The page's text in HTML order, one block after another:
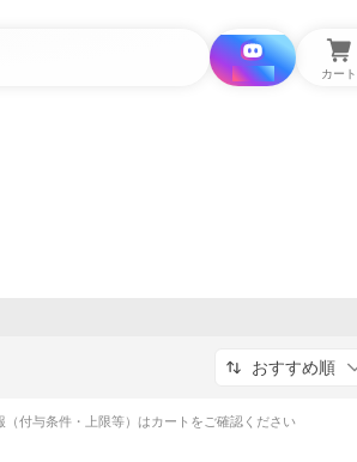
i と探す カート
おすすめ順
付与条件・上限等）はカートをご確認ください